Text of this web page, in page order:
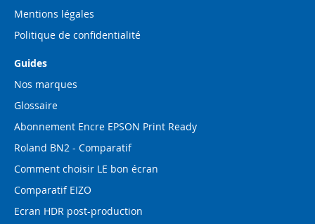
Mentions légales
Politique de confidentialité
Guides
Nos marques
Glossaire
Abonnement Encre EPSON Print Ready
Roland BN2 - Comparatif
Comment choisir LE bon écran
Comparatif EIZO
Ecran HDR post-production